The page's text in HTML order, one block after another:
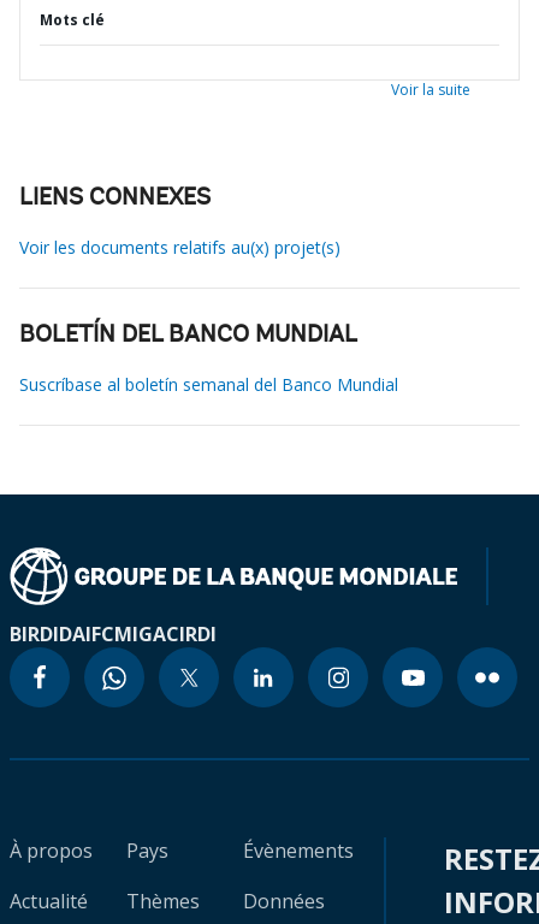
Mots clé
Voir la suite
LIENS CONNEXES
Voir les documents relatifs au(x) projet(s)
BOLETÍN DEL BANCO MUNDIAL
Suscríbase al boletín semanal del Banco Mundial
BIRDIDAIFCMIGACIRDI
À propos
Actualité
Pays
Thèmes
Évènements
Données